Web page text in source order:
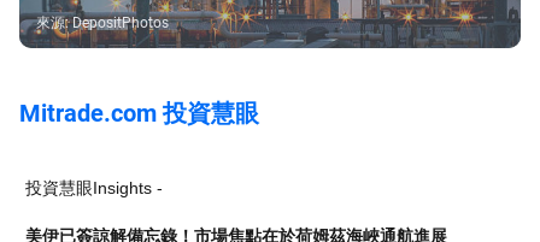
來源:DepositPhotos
Mitrade.com 投資慧眼
投資慧眼Insights -
美伊已簽諒解備忘錄！市場焦點在於荷姆茲海峽通航進展